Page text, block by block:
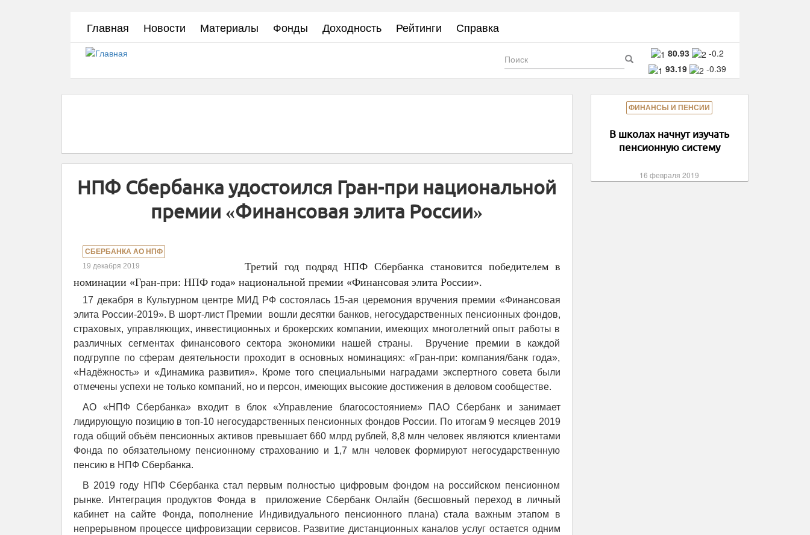
Главная Новости Материалы Фонды Доходность Рейтинги Справка
80.93
-0.2
93.19
-0.39
Форма
поиска Поиск
НПФ Сбербанка удостоился Гран-при национальной
премии «Финансовая элита России»
СБЕРБАНКА АО НПФ
19 декабря 2019
Третий год подряд НПФ Сбербанка становится победителем в
номинации «Гран-при: НПФ года» национальной премии «Финансовая элита России».
17 декабря в Культурном центре МИД РФ состоялась 15-ая церемония вручения премии «Финансовая
элита России-2019». В шорт-лист Премии вошли десятки банков, негосударственных пенсионных фондов,
страховых, управляющих, инвестиционных и брокерских компании, имеющих многолетний опыт работы в
различных сегментах финансового сектора экономики нашей страны. Вручение премии в каждой
подгруппе по сферам деятельности проходит в основных номинациях: «Гран-при: компания/банк года»,
«Надёжность» и «Динамика развития». Кроме того специальными наградами экспертного совета были
отмечены успехи не только компаний, но и персон, имеющих высокие достижения в деловом сообществе.
АО «НПФ Сбербанка» входит в блок «Управление благосостоянием» ПАО Сбербанк и занимает
лидирующую позицию в топ-10 негосударственных пенсионных фондов России. По итогам 9 месяцев 2019
года общий объём пенсионных активов превышает 660 млрд рублей, 8,8 млн человек являются клиентами
Фонда по обязательному пенсионному страхованию и 1,7 млн человек формируют негосударственную
пенсию в НПФ Сбербанка.
В 2019 году НПФ Сбербанка стал первым полностью цифровым фондом на российском пенсионном
рынке. Интеграция продуктов Фонда в приложение Сбербанк Онлайн (бесшовный переход в личный
кабинет на сайте Фонда, пополнение Индивидуального пенсионного плана) стала важным этапом в
непрерывном процессе цифровизации сервисов. Развитие дистанционных каналов услуг остается одним
ФИНАНСЫ И ПЕНСИИ
В школах начнут изучать
пенсионную систему
16 февраля 2019